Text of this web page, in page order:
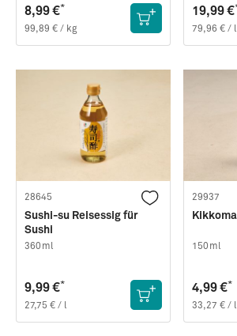
8,99 €*
99,89 € / kg
19,99 €
79,96 € / l
28645
Sushi-su Reisessig für
Sushi
360ml
9,99 €*
27,75 € / l
29937
150ml
4,99 €*
33,27 € / l